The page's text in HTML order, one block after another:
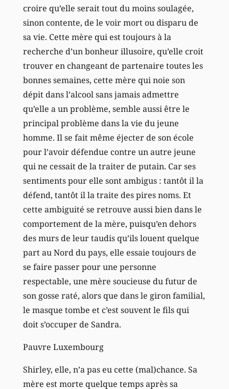
croire qu’elle serait tout du moins soulagée,
sinon contente, de le voir mort ou disparu de
sa vie. Cette mère qui est toujours à la
recherche d’un bonheur illusoire, qu’elle croit
trouver en changeant de partenaire toutes les
bonnes semaines, cette mère qui noie son
dépit dans l’alcool sans jamais admettre
qu’elle a un problème, semble aussi être le
principal problème dans la vie du jeune
homme. Il se fait même éjecter de son école
pour l’avoir défendue contre un autre jeune
qui ne cessait de la traiter de putain. Car ses
sentiments pour elle sont ambigus : tantôt il la
défend, tantôt il la traite des pires noms. Et
cette ambiguité se retrouve aussi bien dans le
comportement de la mère, puisqu’en dehors
des murs de leur taudis qu’ils louent quelque
part au Nord du pays, elle essaie toujours de
se faire passer pour une personne
respectable, une mère soucieuse du futur de
son gosse raté, alors que dans le giron familial,
le masque tombe et c’est souvent le fils qui
doit s’occuper de Sandra.
Pauvre Luxembourg
Shirley, elle, n’a pas eu cette (mal)chance. Sa
mère est morte quelque temps après sa